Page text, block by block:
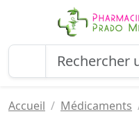
Accueil Médicaments